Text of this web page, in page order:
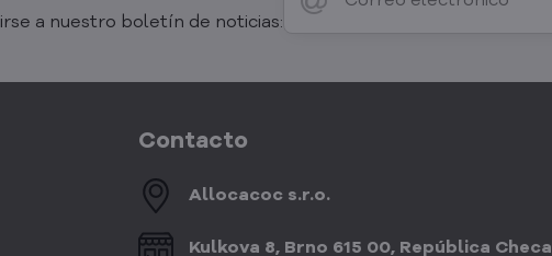
a nuestro boletín de noticias:
Contacto
Allocacoc s​.r​.o​.
Kulkova 8, Brno 615 00, República Checa